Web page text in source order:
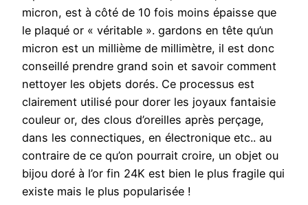
micron, est à côté de 10 fois moins épaisse que
le plaqué or « véritable ». gardons en tête qu’un
micron est un millième de millimètre, il est donc
conseillé prendre grand soin et savoir comment
nettoyer les objets dorés. Ce processus est
clairement utilisé pour dorer les joyaux fantaisie
couleur or, des clous d’oreilles après perçage,
dans les connectiques, en électronique etc.. au
contraire de ce qu’on pourrait croire, un objet ou
bijou doré à l’or fin 24K est bien le plus fragile qui
existe mais le plus popularisée !